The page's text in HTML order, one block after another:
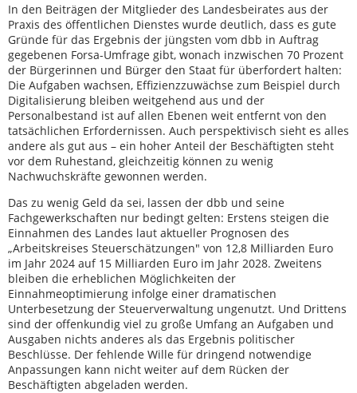
In den Beiträgen der Mitglieder des Landesbeirates aus der
Praxis des öffentlichen Dienstes wurde deutlich, dass es gute
Gründe für das Ergebnis der jüngsten vom dbb in Auftrag
gegebenen Forsa-Umfrage gibt, wonach inzwischen 70 Prozent
der Bürgerinnen und Bürger den Staat für überfordert halten:
Die Aufgaben wachsen, Effizienzzuwächse zum Beispiel durch
Digitalisierung bleiben weitgehend aus und der
Personalbestand ist auf allen Ebenen weit entfernt von den
tatsächlichen Erfordernissen. Auch perspektivisch sieht es alles
andere als gut aus – ein hoher Anteil der Beschäftigten steht
vor dem Ruhestand, gleichzeitig können zu wenig
Nachwuchskräfte gewonnen werden.
Das zu wenig Geld da sei, lassen der dbb und seine
Fachgewerkschaften nur bedingt gelten: Erstens steigen die
Einnahmen des Landes laut aktueller Prognosen des
„Arbeitskreises Steuerschätzungen" von 12,8 Milliarden Euro
im Jahr 2024 auf 15 Milliarden Euro im Jahr 2028. Zweitens
bleiben die erheblichen Möglichkeiten der
Einnahmeoptimierung infolge einer dramatischen
Unterbesetzung der Steuerverwaltung ungenutzt. Und Drittens
sind der offenkundig viel zu große Umfang an Aufgaben und
Ausgaben nichts anderes als das Ergebnis politischer
Beschlüsse. Der fehlende Wille für dringend notwendige
Anpassungen kann nicht weiter auf dem Rücken der
Beschäftigten abgeladen werden.